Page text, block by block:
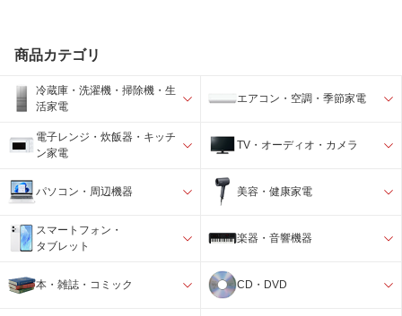
商品カテゴリ
冷蔵庫・洗濯機・掃除機・生
活家電
エアコン・空調・季節家電
電子レンジ・炊飯器・キッチ
ン家電
TV・オーディオ・カメラ
パソコン・周辺機器 美容・健康家電
スマートフォン・
タブレット
楽器・音響機器
本・雑誌・コミック CD・DVD